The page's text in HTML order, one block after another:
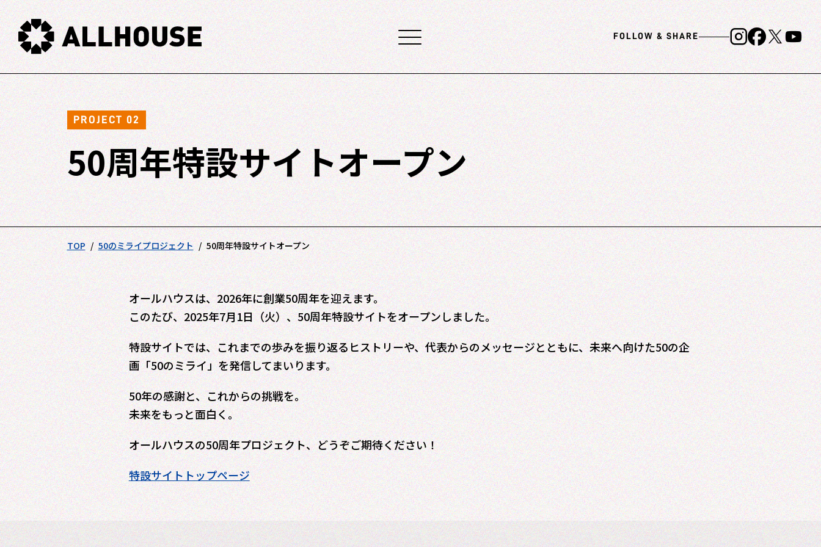
FOLLOW & SHARE
PROJECT 02
50周年特設サイトオープン
TOP 50のミライプロジェクト 50周年特設サイトオープン
オールハウスは、2026年に創業50周年を迎えます。
このたび、2025年7月1日（火）、50周年特設サイトをオープンしました。
特設サイトでは、これまでの歩みを振り返るヒストリーや、代表からのメッセージとともに、未来へ向けた50の企
画「50のミライ」を発信してまいります。
50年の感謝と、これからの挑戦を。
未来をもっと面白く。
オールハウスの50周年プロジェクト、どうぞご期待ください！
特設サイトトップページ